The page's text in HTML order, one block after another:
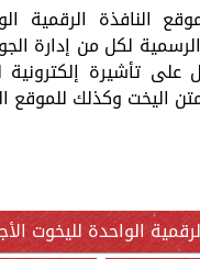
النافذة الرقمية
الرسمية لكل من إدارة
على تأشيرة إلكترونية
اليخت وكذلك للموقع
الواحدة لليخوت